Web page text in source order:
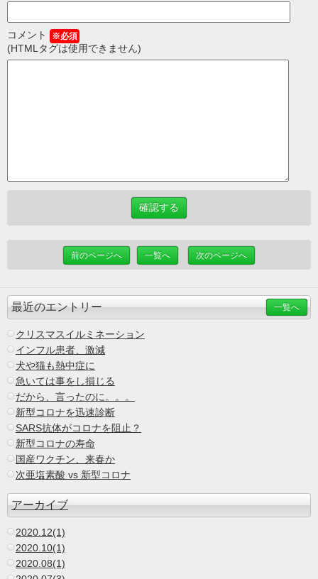
コメント ※必須
(HTMLタグは使用できません)
前のページへ 一覧へ 次のページへ
最近のエントリー 一覧へ
クリスマスイルミネーション
インフル患者、激減
犬や猫も熱中症に
急いては事をし損じる
だから、言ったのに。。。
新型コロナを迅速診断
SARS抗体がコロナを阻止？
新型コロナの寿命
国産ワクチン、来春か
次亜塩素酸 vs 新型コロナ
アーカイブ
2020.12(1)
2020.10(1)
2020.08(1)